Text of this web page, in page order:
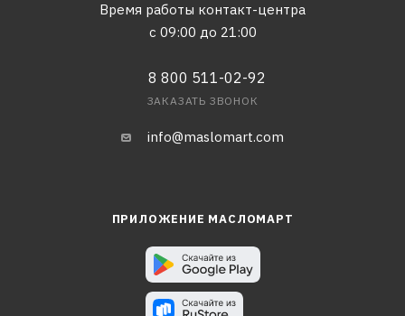
Время работы контакт-центра
с 09:00 до 21:00
8 800 511-02-92
ЗАКАЗАТЬ ЗВОНОК
info@maslomart.com
ПРИЛОЖЕНИЕ МАСЛОМАРТ